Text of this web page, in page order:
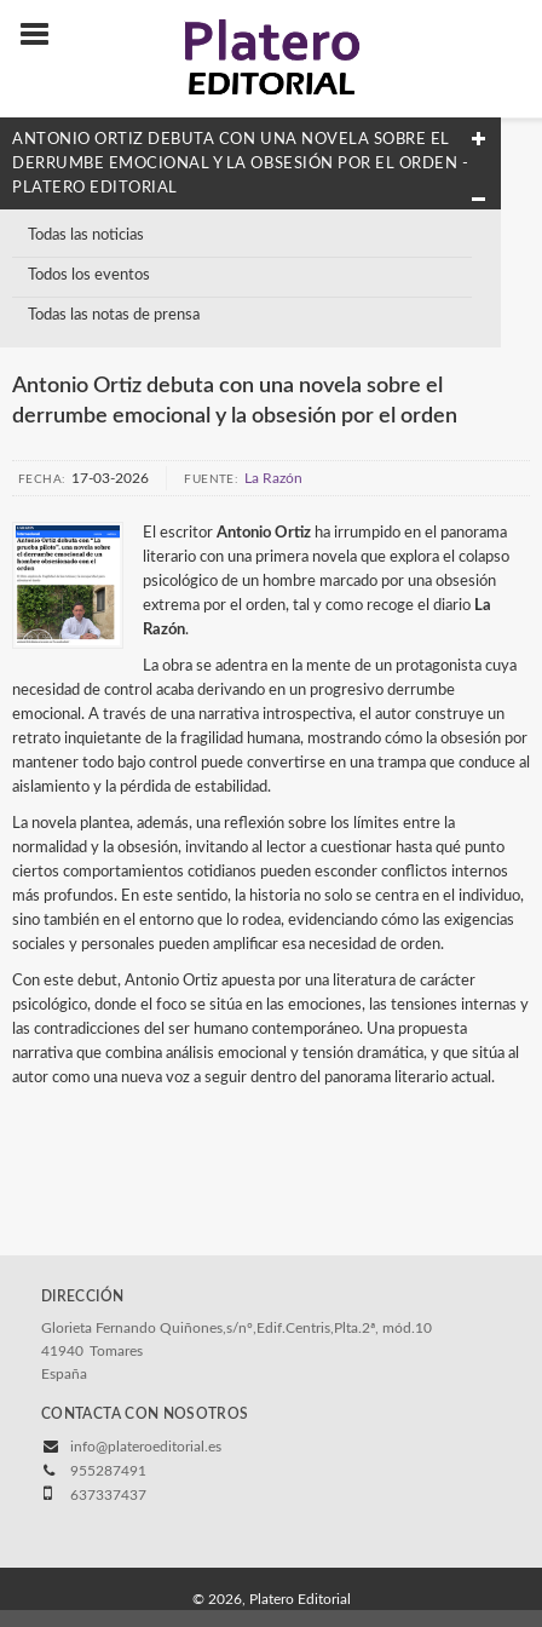
ANTONIO ORTIZ DEBUTA CON UNA NOVELA SOBRE EL
DERRUMBE EMOCIONAL Y LA OBSESIÓN POR EL ORDEN -
PLATERO EDITORIAL
Todas las noticias
Todos los eventos
Todas las notas de prensa
Antonio Ortiz debuta con una novela sobre el
derrumbe emocional y la obsesión por el orden
FECHA: 17-03-2026 FUENTE: La Razón
El escritor Antonio Ortizha irrumpido en el panorama
literario con una primera novela que explora el colapso
psicológico de un hombre marcado por una obsesión
extrema por el orden, tal y como recoge el diario La
Razón.
La obra se adentra en la mente de un protagonista cuya
necesidad de control acaba derivando en un progresivo derrumbe
emocional. A través de una narrativa introspectiva, el autor construye un
retrato inquietante de la fragilidad humana, mostrando cómo la obsesión por
mantener todo bajo control puede convertirse en una trampa que conduce al
aislamiento y la pérdida de estabilidad.
La novela plantea, además, una reflexión sobre los límites entre la
normalidad y la obsesión, invitando al lector a cuestionar hasta qué punto
ciertos comportamientos cotidianos pueden esconder conflictos internos
más profundos. En este sentido, la historia no solo se centra en el individuo,
sino también en el entorno que lo rodea, evidenciando cómo las exigencias
sociales y personales pueden amplificar esa necesidad de orden.
Con este debut, Antonio Ortiz apuesta por una literatura de carácter
psicológico, donde el foco se sitúa en las emociones, las tensiones internas y
las contradicciones del ser humano contemporáneo. Una propuesta
narrativa que combina análisis emocional y tensión dramática, y que sitúa al
autor como una nueva voz a seguir dentro del panorama literario actual.
DIRECCIÓN
Glorieta Fernando Quiñones,s/nº,Edif.Centris,Plta.2ª, mód.10
41940 Tomares
España
CONTACTA CON NOSOTROS
info@plateroeditorial.es
955287491
637337437
© 2026, Platero Editorial